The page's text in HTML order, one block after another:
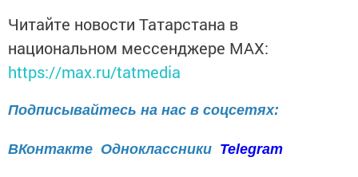
Читайте новости Татарстана в
национальном мессенджере MАХ:
https://max.ru/tatmedia
Подписывайтесь на нас в соцсетях:
ВКонтакте Одноклассники Telegram